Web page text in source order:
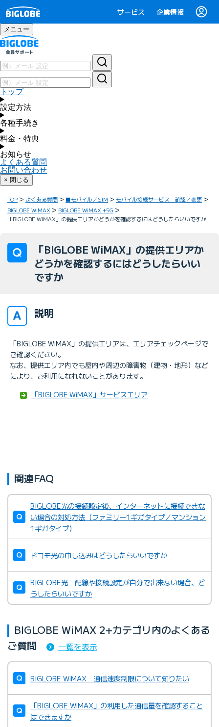
サービス 企業情報
メニュー
トップ
設定方法
各種手続き
料金・特典
お知らせ
よくある質問
お問い合わせ
× 閉じる
TOP よくある質問 ■モバイル／SIM
モバイル接続サービス 確認／変更
BIGLOBE WiMAX
BIGLOBE WiMAX +5G
「BIGLOBE WiMAX」の提供エリアかどうかを確認するにはどうしたらいいですか
「BIGLOBE WiMAX」の提供エリアか
どうかを確認するにはどうしたらいい
ですか
説明
「BIGLOBE WiMAX」の提供エリアは、エリアチェックページで
ご確認ください。
なお、提供エリア内でも屋内や周辺の障害物（建物・地形）など
により、ご利用になれないことがあります。
「BIGLOBE WiMAX」サービスエリア
関連FAQ
BIGLOBE光の接続設定後、インターネットに接続できな
い場合の対処方法（ファミリー1ギガタイプ／マンション
1ギガタイプ）
ドコモ光の申し込みはどうしたらいいですか
BIGLOBE光 配線や接続設定が自分で出来ない場合、ど
うしたらいいですか
BIGLOBE WiMAX 2+カテゴリ内のよくある
ご質問
一覧を表示
BIGLOBE WiMAX 通信速度制限について知りたい
「BIGLOBE WiMAX」の利用した通信量を確認すること
はできますか